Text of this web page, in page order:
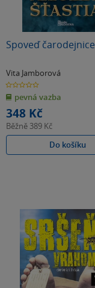
Spoveď čarodejnice
Vita Jamborová
0.0
z
5
hvězdiček
pevná vazba
348 Kč
Běžně 389 Kč
Do košíku